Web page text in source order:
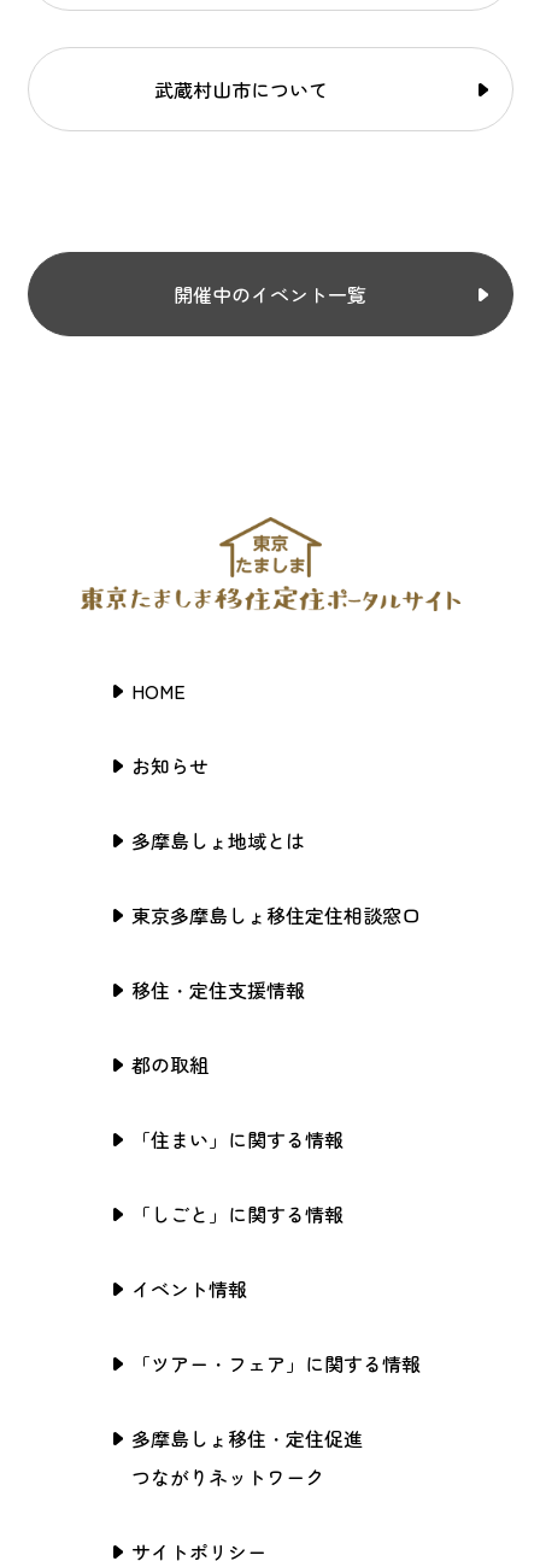
武蔵村山市について
開催中のイベント一覧
HOME
お知らせ
多摩島しょ地域とは
東京多摩島しょ移住定住相談窓口
移住・定住支援情報
都の取組
「住まい」に関する情報
「しごと」に関する情報
イベント情報
「ツアー・フェア」に関する情報
多摩島しょ移住・定住促進
つながりネットワーク
サイトポリシー